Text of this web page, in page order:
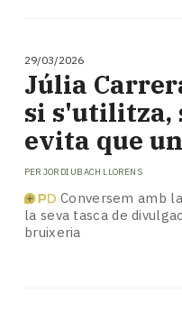
29/03/2026
Júlia
si s'utilitza,
evita que
PER JORDI UBACH LLORENS
Conversem amb
la seva tasca de
bruixeria